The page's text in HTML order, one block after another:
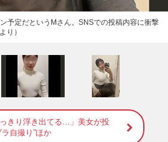
予定だというMさん。SNSでの投稿内容に衝撃
り）
っきり浮き出てる…」美女が投
自撮り”ほか